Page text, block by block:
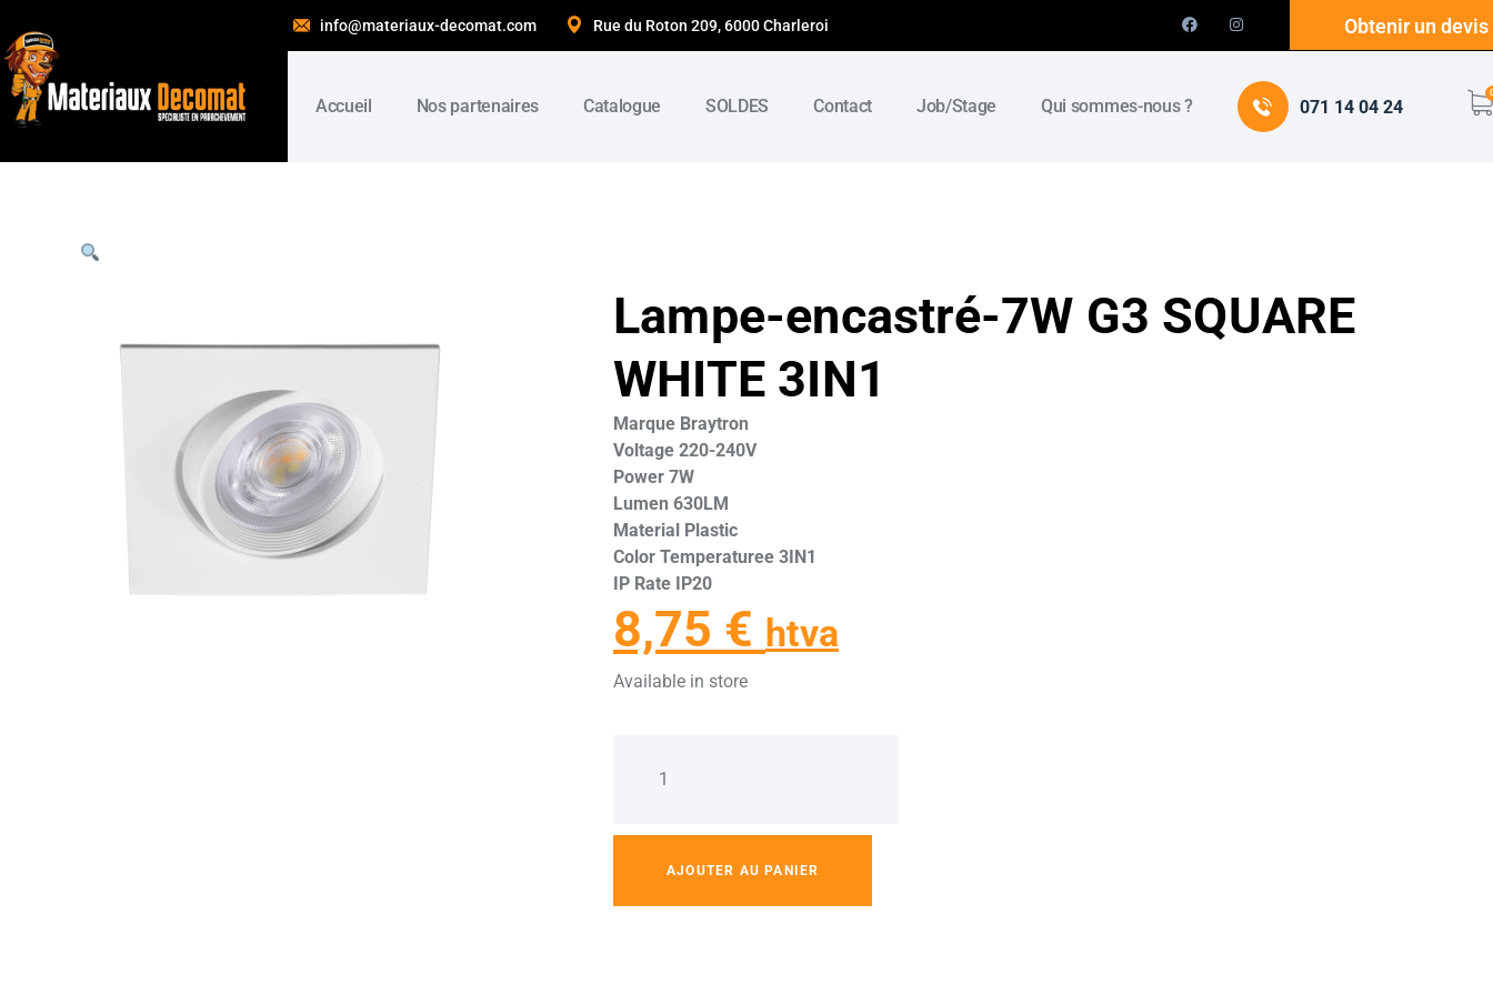
info@materiaux-decomat.com Rue du Roton 209, 6000 Charleroi Obtenir un devis
Accueil Nos partenaires Catalogue SOLDES Contact Job/Stage Qui sommes-nous ? 071 14 04 24
Lampe-encastré-7W G3 SQUARE
WHITE 3IN1
Marque Braytron
Voltage 220-240V
Power 7W
Lumen 630LM
Material Plastic
Color Temperaturee 3IN1
IP Rate IP20
8,75 € htva
Available in store
AJOUTER AU PANIER